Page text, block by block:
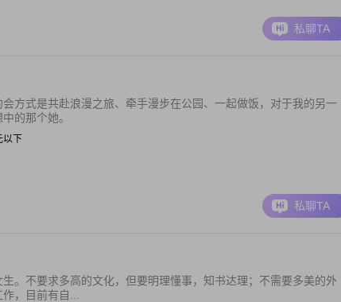
私聊TA
方式是共赴浪漫之旅、牵手漫步在公园、一起做饭，对于我的另一
的那个她。
以下
私聊TA
。不要求多高的文化，但要明理懂事，知书达理；不需要多美的外
，目前有自...